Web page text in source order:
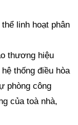
linh hoạt phân
thương hiệu
thống điều hòa
phòng công
của toà nhà,